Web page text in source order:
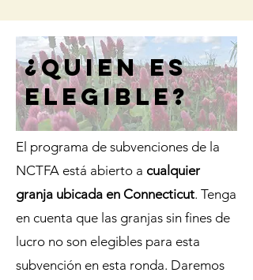
¿Quien es
elegible?
El programa de subvenciones de la
NCTFA está abierto a cualquier
granja ubicada en Connecticut. Tenga
en cuenta que las granjas sin fines de
lucro no son elegibles para esta
subvención en esta ronda. Daremos